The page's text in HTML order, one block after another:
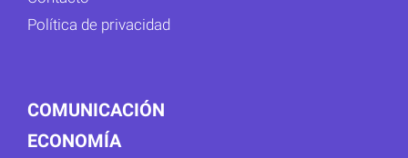
Política de privacidad
COMUNICACIÓN
ECONOMÍA